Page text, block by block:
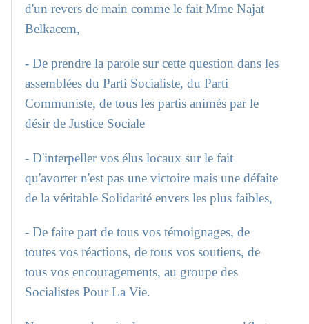
d'un revers de main comme le fait Mme Najat
Belkacem,
- De prendre la parole sur cette question dans les
assemblées du Parti Socialiste, du Parti
Communiste, de tous les partis animés par le
désir de Justice Sociale
- D'interpeller vos élus locaux sur le fait
qu'avorter n'est pas une victoire mais une défaite
de la véritable Solidarité envers les plus faibles,
- De faire part de tous vos témoignages, de
toutes vos réactions, de tous vos soutiens, de
tous vos encouragements, au groupe des
Socialistes Pour La Vie.